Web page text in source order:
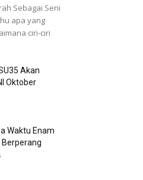
Sebagai Seni
apa yang
ciri-ciri
Akan
Oktober
Waktu Enam
Berperang